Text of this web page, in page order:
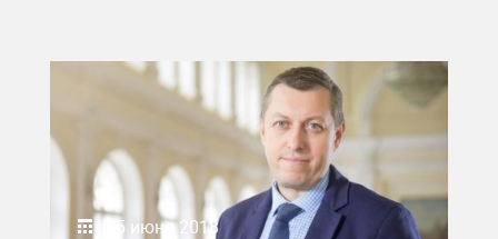
05 июня 2018